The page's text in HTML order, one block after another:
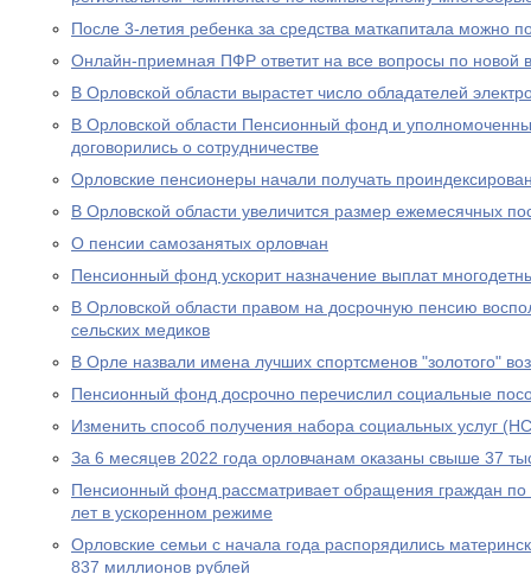
После 3-летия ребенка за средства маткапитала можно
Онлайн-приемная ПФР ответит на все вопросы по новой
В Орловской области вырастет число обладателей
В Орловской области Пенсионный фонд и
договорились о сотрудничестве
Орловские пенсионеры начали получать
В Орловской области увеличится размер ежемесячных
О пенсии самозанятых орловчан
Пенсионный фонд ускорит назначение выплат
В Орловской области правом на досрочную пенсию
сельских медиков
В Орле назвали имена лучших спортсменов "золотого"
Пенсионный фонд досрочно перечислил социальные
Изменить способ получения набора социальных услуг
За 6 месяцев 2022 года орловчанам оказаны свыше 37
Пенсионный фонд рассматривает обращения граждан по
лет в ускоренном режиме
Орловские семьи с начала года распорядились
837 миллионов рублей